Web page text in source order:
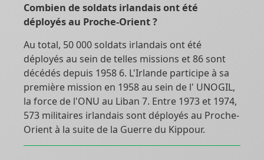
Combien de soldats irlandais ont été
déployés au Proche-Orient ?
Au total, 50 000 soldats irlandais ont été
déployés au sein de telles missions et 86 sont
décédés depuis 1958 6. L'Irlande participe à sa
première mission en 1958 au sein de l' UNOGIL,
la force de l'ONU au Liban 7. Entre 1973 et 1974,
573 militaires irlandais sont déployés au Proche-
Orient à la suite de la Guerre du Kippour.